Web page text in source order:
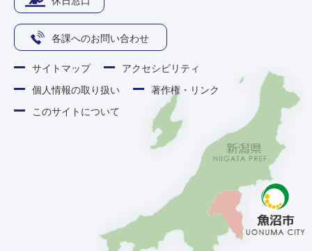
各課へのお問い合わせ
サイトマップ
アクセシビリティ
個人情報の取り扱い
著作権・リンク
このサイトについて